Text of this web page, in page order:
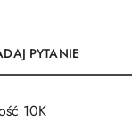
PYTANIE
10K